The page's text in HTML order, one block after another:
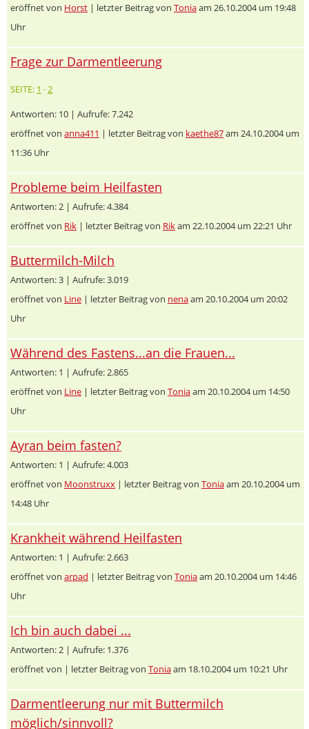
eröffnet von Horst | letzter Beitrag von Toniaam 26.10.2004 um 19:48
Uhr
Frage zur Darmentleerung
SEITE: 1 ·2
Antworten: 10 | Aufrufe: 7.242
eröffnet von anna411 | letzter Beitrag von kaethe87am 24.10.2004 um
11:36 Uhr
Probleme beim Heilfasten
Antworten: 2 | Aufrufe: 4.384
eröffnet von Rik | letzter Beitrag von Rikam 22.10.2004 um 22:21 Uhr
Buttermilch-Milch
Antworten: 3 | Aufrufe: 3.019
eröffnet von Line | letzter Beitrag von nenaam 20.10.2004 um 20:02
Uhr
Während des Fastens...an die Frauen...
Antworten: 1 | Aufrufe: 2.865
eröffnet von Line | letzter Beitrag von Toniaam 20.10.2004 um 14:50
Uhr
Ayran beim fasten?
Antworten: 1 | Aufrufe: 4.003
eröffnet von Moonstruxx | letzter Beitrag von Toniaam 20.10.2004 um
14:48 Uhr
Krankheit während Heilfasten
Antworten: 1 | Aufrufe: 2.663
eröffnet von arpad | letzter Beitrag von Toniaam 20.10.2004 um 14:46
Uhr
Ich bin auch dabei ...
Antworten: 2 | Aufrufe: 1.376
eröffnet von | letzter Beitrag von Toniaam 18.10.2004 um 10:21 Uhr
Darmentleerung nur mit Buttermilch
möglich/sinnvoll?